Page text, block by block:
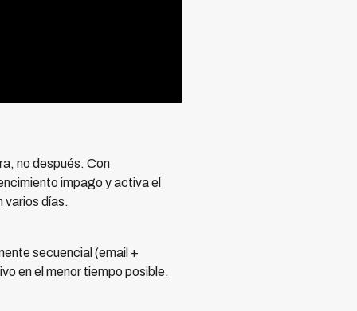
no después. Con
impago y activa el
varios días.
secuencial (email +
en el menor tiempo posible.